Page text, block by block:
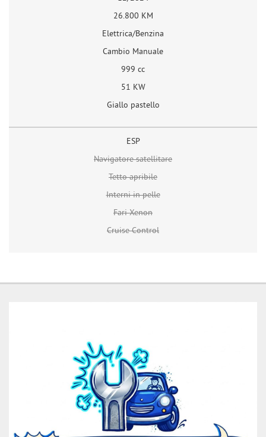
26.800 KM
Elettrica/Benzina
Cambio Manuale
999 cc
51 KW
Giallo pastello
ESP
Navigatore satellitare
Tetto apribile
Interni in pelle
Fari Xenon
Cruise Control